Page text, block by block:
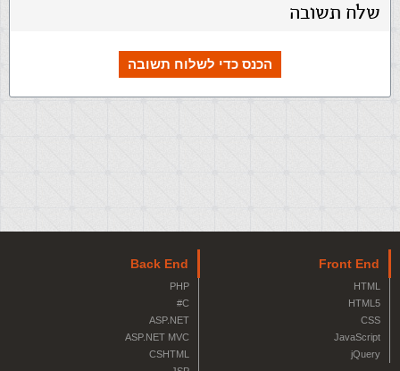
שלח תשובה
הכנס כדי לשלוח תשובה
Front End
HTML
HTML5
CSS
JavaScript
jQuery
Back End
PHP
C#
ASP.NET
ASP.NET MVC
CSHTML